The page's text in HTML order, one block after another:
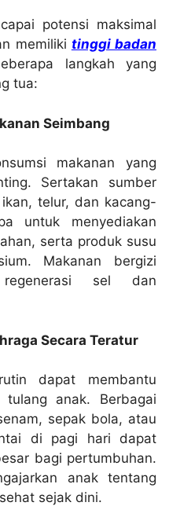
potensi maksimal
memiliki tinggi badan
langkah yang
tua:
Seimbang
makanan yang
Sertakan sumber
telur, dan kacang-
untuk menyediakan
serta produk susu
Makanan bergizi
sel dan
Secara Teratur
dapat membantu
anak. Berbagai
sepak bola, atau
di pagi hari dapat
bagi pertumbuhan.
anak tentang
sejak dini.